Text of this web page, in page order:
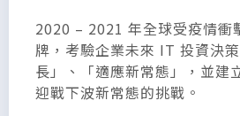
2020 – 2021 年全球受疫情衝
牌，考驗企業未來 IT 投資決
長」、「適應新常態」，並建
迎戰下波新常態的挑戰。